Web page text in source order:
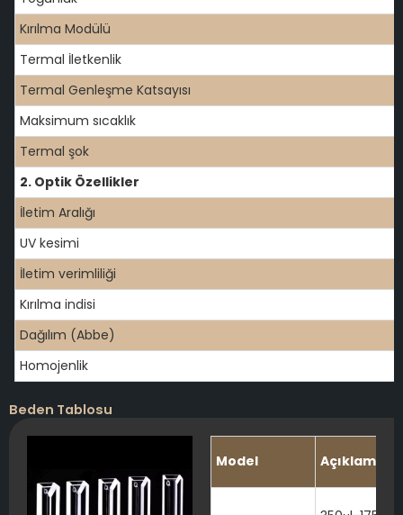
Kırılma Modülü
Termal İletkenlik
Termal Genleşme Katsayısı
Maksimum sıcaklık
Termal şok
2. Optik Özellikler
İletim Aralığı
UV kesimi
İletim verimliliği
Kırılma indisi
Dağılım (Abbe)
Homojenlik
Beden Tablosu
Model Açıklama